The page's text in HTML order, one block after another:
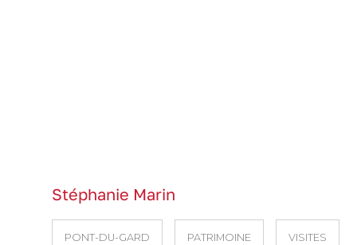
Stéphanie Marin
PONT-DU-GARD PATRIMOINE VISITES